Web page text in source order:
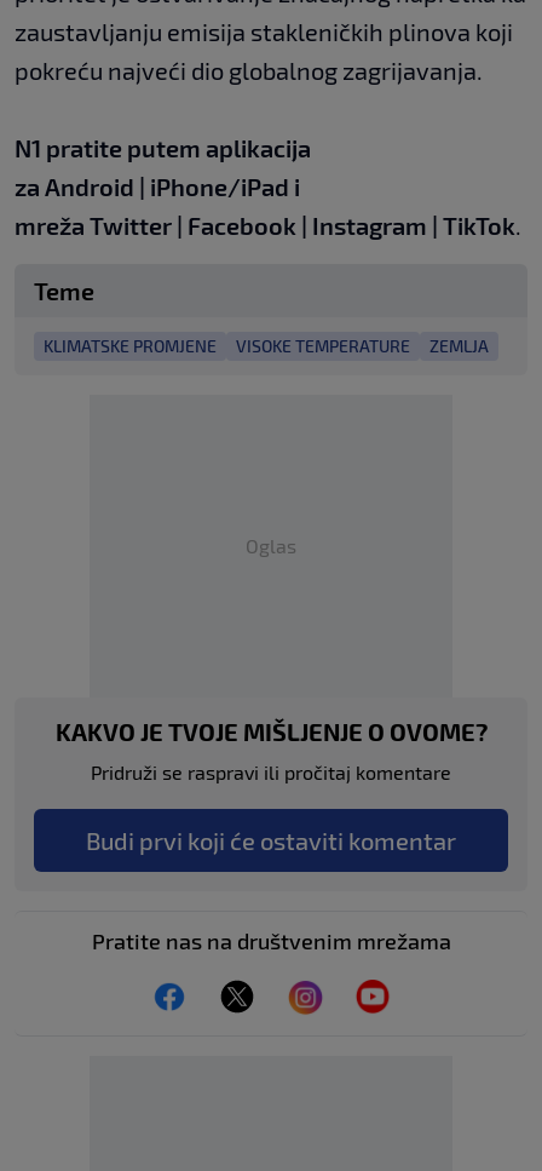
zaustavljanju emisija stakleničkih plinova koji
pokreću najveći dio globalnog zagrijavanja.
N1 pratite putem aplikacija
za Android | iPhone/iPad i
mreža Twitter | Facebook | Instagram | TikTok.
Teme
KLIMATSKE PROMJENE VISOKE TEMPERATURE ZEMLJA
Oglas
KAKVO JE TVOJE MIŠLJENJE O OVOME?
Pridruži se raspravi ili pročitaj komentare
Budi prvi koji će ostaviti komentar
Pratite nas na društvenim mrežama